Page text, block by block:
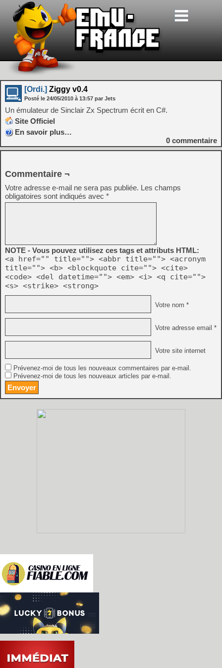
[Ordi.] Ziggy v0.4
Posté le 24/05/2010 à 13:57 par Jets
Un émulateur de Sinclair Zx Spectrum écrit en C#.
Site Officiel
En savoir plus…
0 commentaire
Commentaire ¬
Votre adresse e-mail ne sera pas publiée. Les champs
obligatoires sont indiqués avec *
NOTE - Vous pouvez utilisez ces tags et attributs HTML:
<a href="" title=""> <abbr title=""> <acronym
title=""> <b> <blockquote cite=""> <cite>
<code> <del datetime=""> <em> <i> <q cite="">
<s> <strike> <strong>
Votre nom *
Votre adresse email *
Votre site internet
Prévenez-moi de tous les nouveaux commentaires par e-mail.
Prévenez-moi de tous les nouveaux articles par e-mail.